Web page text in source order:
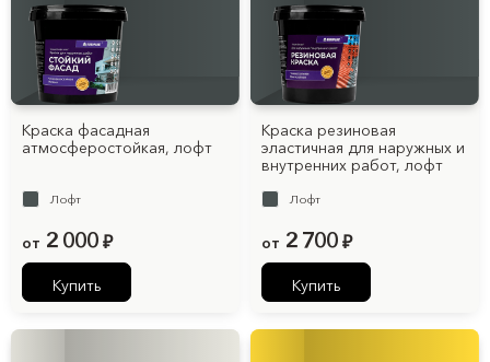
Краска фасадная
атмосферостойкая, лофт
Лофт
от 2 000 ₽
Купить
Краска резиновая
эластичная для наружных и
внутренних работ, лофт
Лофт
от 2 700 ₽
Купить